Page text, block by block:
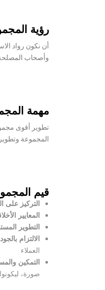
رؤية
أن نكون رواد
وأصحاب
مهمة
تطوير أقوى
المجموعة
قيم
التركيز على
المعايير
التطوير
الالتزام
العملاء
التمكين
صورة،